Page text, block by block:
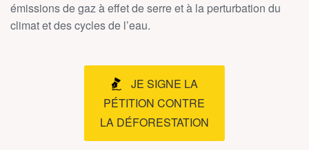
émissions de gaz à effet de serre et à la perturbation du
climat et des cycles de l’eau.
JE SIGNE LA
PÉTITION CONTRE
LA DÉFORESTATION